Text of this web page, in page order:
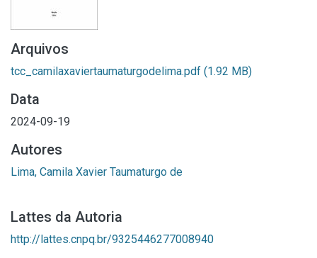
Arquivos
tcc_camilaxaviertaumaturgodelima.pdf (1.92 MB)
Data
2024-09-19
Autores
Lima, Camila Xavier Taumaturgo de
Lattes da Autoria
http://lattes.cnpq.br/9325446277008940